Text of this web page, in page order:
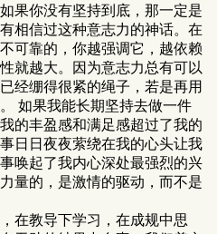
果你没有坚持到底，那一定是
相信过这种意志力的神话。在
可靠的，你越强调它，越依赖
就越大。因为意志力总有可以
经绷得很紧的绳子，若是再用
如果我能长期坚持去做一件
的丰盈感和满足感超过了我的
日日夜夜萦绕在我的心头让我
唤起了我内心深处最强烈的兴
量的，是激情的驱动，而不是
在教导下学习，在成规中思